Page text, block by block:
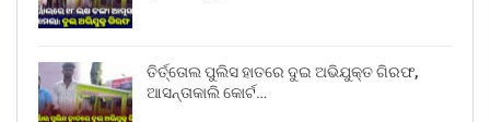
ତିର୍ତ୍ତୋଲ ପୁଲିସ ହାତରେ ଦୁଇ ଅଭିଯୁକ୍ତ ଗିରଫ,
ଆସନ୍ତାକାଲି କୋର୍ଟ…